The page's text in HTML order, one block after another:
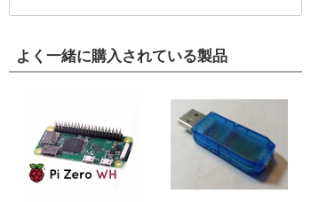
よく一緒に購入されている製品